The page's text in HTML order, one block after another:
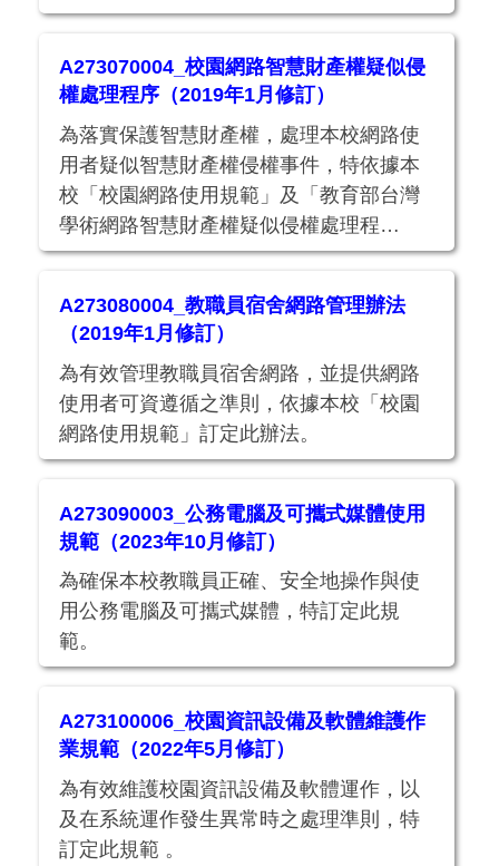
此要點。
A273070004_校園網路智慧財產權疑似侵
權處理程序（2019年1月修訂）
為落實保護智慧財產權，處理本校網路使
用者疑似智慧財產權侵權事件，特依據本
校「校園網路使用規範」及「教育部台灣
學術網路智慧財產權疑似侵權處理程
序」，訂定此程序。
A273080004_教職員宿舍網路管理辦法
（2019年1月修訂）
為有效管理教職員宿舍網路，並提供網路
使用者可資遵循之準則，依據本校「校園
網路使用規範」訂定此辦法。
A273090003_公務電腦及可攜式媒體使用
規範（2023年10月修訂）
為確保本校教職員正確、安全地操作與使
用公務電腦及可攜式媒體，特訂定此規
範。
A273100006_校園資訊設備及軟體維護作
業規範（2022年5月修訂）
為有效維護校園資訊設備及軟體運作，以
及在系統運作發生異常時之處理準則，特
訂定此規範 。